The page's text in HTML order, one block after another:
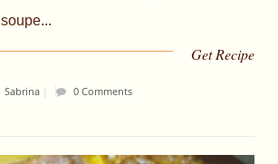
Get Recipe
Sabrina| 0 Comments